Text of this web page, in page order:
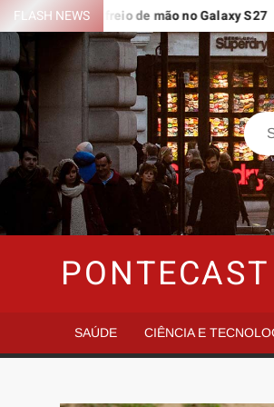
Skip
to
content
FLASH NEWS
20 ao freio de mão no Galaxy S27 O
PONTECAST
SAÚDE CIÊNCIA E